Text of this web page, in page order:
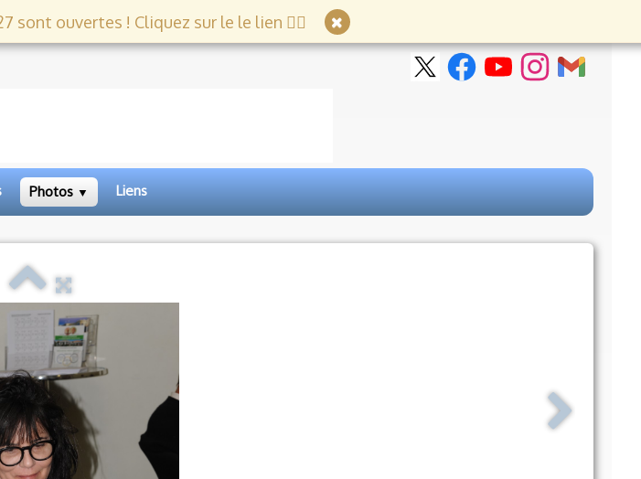
sont ouvertes ! Cliquez sur le le lien 👇🏻
Photos ▼ Liens